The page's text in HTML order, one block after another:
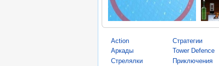
Action
Аркады
Стрелялки
Стратегии
Tower Defence
Приключения